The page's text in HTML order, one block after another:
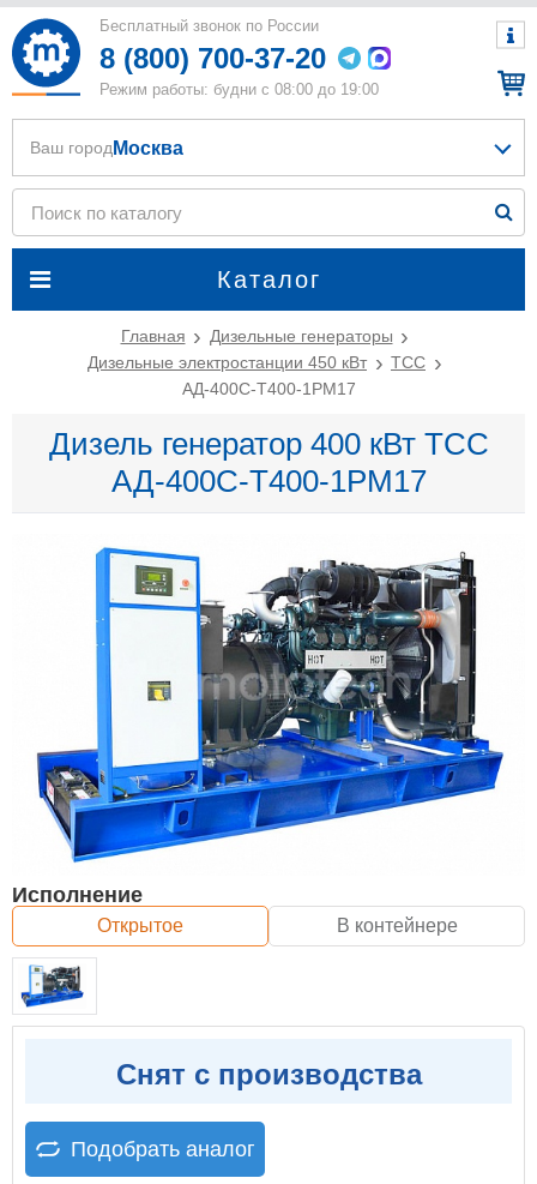
Бесплатный звонок по России
8 (800) 700-37-20
Режим работы: будни с 08:00 до 19:00
Каталог
Ваш город Москва
Главная
Дизельные генераторы
Дизельные электростанции 450 кВт
ТСС
АД-400С-Т400-1РМ17
Дизель генератор 400 кВт ТСС
АД-400С-Т400-1РМ17
Исполнение
Открытое В контейнере
Снят с производства
Подобрать аналог